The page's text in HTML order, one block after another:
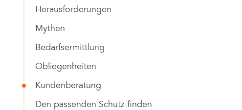
Herausforderungen
Mythen
Bedarfsermittlung
Obliegenheiten
Kundenberatung
Den passenden Schutz finden